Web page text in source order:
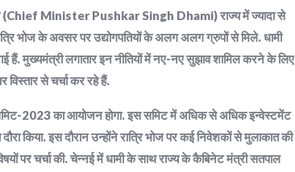
(Chief Minister Pushkar Singh Dhami) राज्य में ज्यादा से
भोज के अवसर पर उद्योगपतियों के अलग अलग ग्रुपों से मिले. धामी
हैं. मुख्यमंत्री लगातार इन नीतियों में नए-नए सुझाव शामिल करने के लिए
से चर्चा कर रहे हैं.
2023 का आयोजन होगा. इस समिट में अधिक से अधिक इन्वेस्टमेंट
किया. इस दौरान उन्होंने रात्रि भोज पर कई निवेशकों से मुलाकात की
पर चर्चा की. चेन्नई में धामी के साथ राज्य के कैबिनेट मंत्री सतपाल